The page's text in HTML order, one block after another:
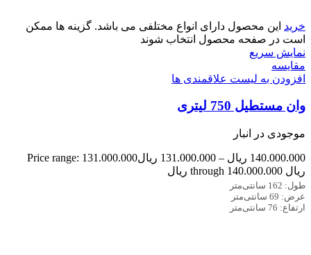
خرید این محصول دارای انواع مختلفی می باشد. گزینه ها ممکن
است در صفحه محصول انتخاب شوند
نمایش سریع
مقایسه
افزودن به لیست علاقمندی ها
وان مستطیل 750 لیتری
موجودی در انبار
140.000.000 ریال –
131.000.000 ریالPrice range: 131.000.000
ریال through 140.000.000 ریال
طول: 162 سانتی‌متر
عرض: 69 سانتی‌متر
ارتفاع: 76 سانتی‌متر